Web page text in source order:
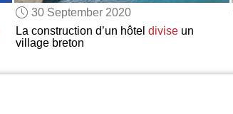
30 September 2020
La construction d’un hôtel diviseun
village breton